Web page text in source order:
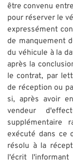
être convenu
pour réserver le
expressément
de manquement
du véhicule à la
après la
le contrat, par
de réception ou
si, après avoir
vendeur
supplémentaire
exécuté dans ce
résolu à la
l'écrit